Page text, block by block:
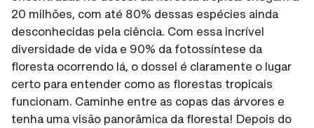
20 milhões, com até 80% dessas espécies ainda
desconhecidas pela ciência. Com essa incrível
diversidade de vida e 90% da fotossíntese da
floresta ocorrendo lá, o dossel é claramente o lugar
certo para entender como as florestas tropicais
funcionam. Caminhe entre as copas das árvores e
tenha uma visão panorâmica da floresta! Depois do